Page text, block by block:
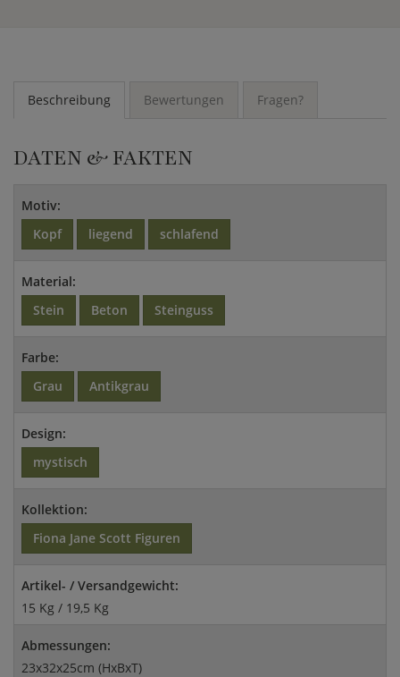
Beschreibung Bewertungen Fragen?
DATEN & FAKTEN
Motiv:
Kopf
liegend schlafend
Material:
Stein
Beton Steinguss
Farbe:
Grau
Antikgrau
Design:
mystisch
Kollektion:
Fiona Jane Scott Figuren
Artikel- / Versandgewicht:
15 Kg / 19,5 Kg
Abmessungen:
23x32x25cm (HxBxT)